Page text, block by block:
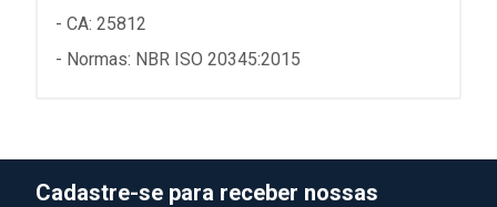
- CA: 25812
- Normas: NBR ISO 20345:2015
Cadastre-se para receber nossas